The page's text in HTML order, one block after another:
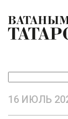
16 ИЮЛЬ